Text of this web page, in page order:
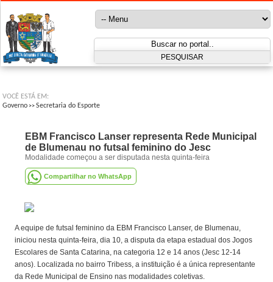
VOCÊ ESTÁ EM:
Governo >>Secretaria do Esporte
EBM Francisco Lanser representa Rede Municipal
de Blumenau no futsal feminino do Jesc
Modalidade começou a ser disputada nesta quinta-feira
Compartilhar no WhatsApp
A equipe de futsal feminino da EBM Francisco Lanser, de Blumenau,
iniciou nesta quinta-feira, dia 10, a disputa da etapa estadual dos Jogos
Escolares de Santa Catarina, na categoria 12 e 14 anos (Jesc 12-14
anos). Localizada no bairro Tribess, a instituição é a única representante
da Rede Municipal de Ensino nas modalidades coletivas.